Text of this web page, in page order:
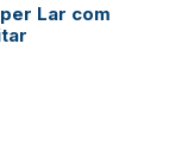
Lar com